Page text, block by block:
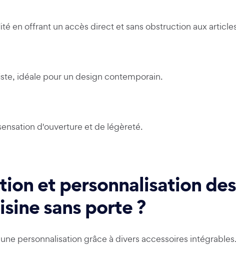
en offrant un accès direct et sans obstruction aux
idéale pour un design contemporain.
d'ouverture et de légèreté.
et personnalisation
sans porte ?
personnalisation grâce à divers accessoires intégrables.